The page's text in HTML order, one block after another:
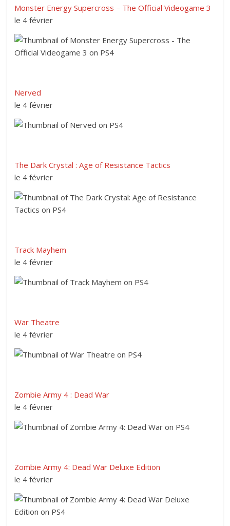
Monster Energy Supercross – The Official Videogame 3
le 4 février
Nerved
le 4 février
The Dark Crystal : Age of Resistance Tactics
le 4 février
Track Mayhem
le 4 février
War Theatre
le 4 février
Zombie Army 4 : Dead War
le 4 février
Zombie Army 4: Dead War Deluxe Edition
le 4 février